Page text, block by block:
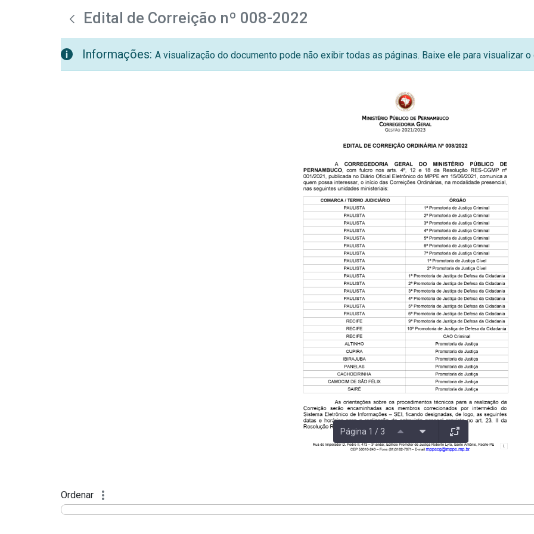
Pular para o Conteúdo principal
teste descricaoEdital de Correição nº 008-2022
Informações: A visualização do documento pode não exibir todas as páginas. Baixe ele para visualizar
Página 1 / 3
Ordenar